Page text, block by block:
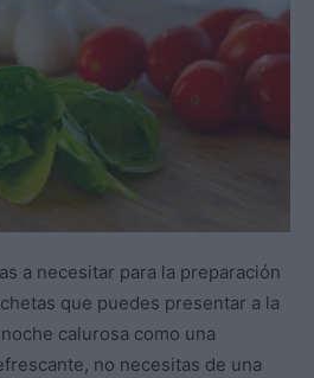
a necesitar para la preparación
que puedes presentar a la
calurosa como una
no necesitas de una